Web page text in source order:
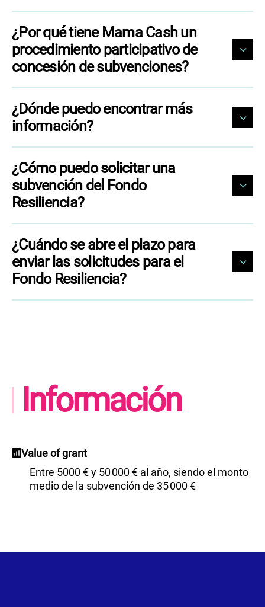
Información
Value of grant
Entre 5000 € y 50 000 € al año, siendo el monto
medio de la subvención de 35 000 €
¿Por qué tiene Mama Cash un
procedimiento participativo de
concesión de subvenciones?
¿Dónde puedo encontrar más
información?
¿Cómo puedo solicitar una
subvención del Fondo
Resiliencia?
¿Cuándo se abre el plazo para
enviar las solicitudes para el
Fondo Resiliencia?